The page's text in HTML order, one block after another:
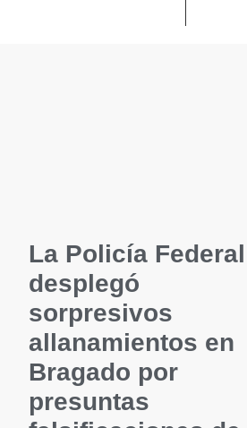
La Policía Federal
desplegó
sorpresivos
allanamientos en
Bragado por
presuntas